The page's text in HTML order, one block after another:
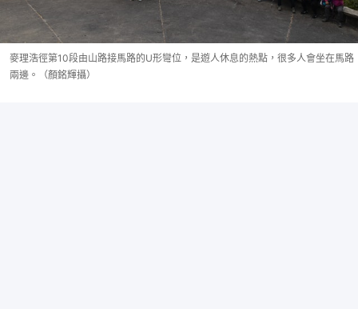
麥理浩徑第10段由山路接馬路的U形彎位，是遊人休息的熱點，很多人會坐在馬路
兩邊。（顏銘輝攝）